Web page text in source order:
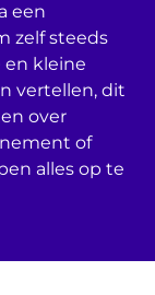
een
zelf steeds
en kleine
vertellen, dit
over
of
alles op te